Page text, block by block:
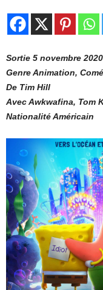
Sortie 5 novembre
Genre Animation,
De Tim Hill
Avec Awkwafina, Tom
Nationalité Américain